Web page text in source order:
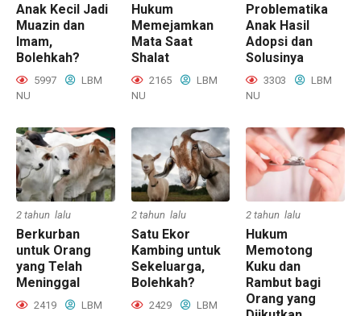
Anak Kecil Jadi
Muazin dan
Imam,
Bolehkah?
5997
LBM
NU
Hukum
Memejamkan
Mata Saat
Shalat
2165
LBM
NU
Problematika
Anak Hasil
Adopsi dan
Solusinya
3303
LBM
NU
2 tahun lalu
Berkurban
untuk Orang
yang Telah
Meninggal
2419
LBM
2 tahun lalu
Satu Ekor
Kambing untuk
Sekeluarga,
Bolehkah?
2429
LBM
2 tahun lalu
Hukum
Memotong
Kuku dan
Rambut bagi
Orang yang